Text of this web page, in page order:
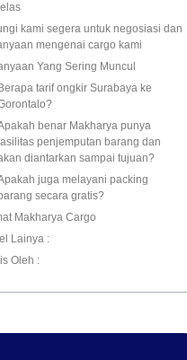
kami segera untuk negosiasi dan
mengenai cargo kami
Yang Sering Muncul
Berapa tarif ongkir Surabaya ke
benar Makharya punya
penjemputan barang dan
diantarkan sampai tujuan?
juga melayani packing
barang secara gratis?
Makharya Cargo
Lainya :
Oleh :